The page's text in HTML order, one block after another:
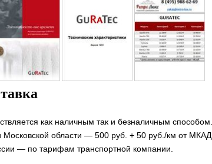
как наличным так и безналичным способом.
Московской области — 500 руб. + 50 руб./км от МКАД.
— по тарифам транспортной компании.